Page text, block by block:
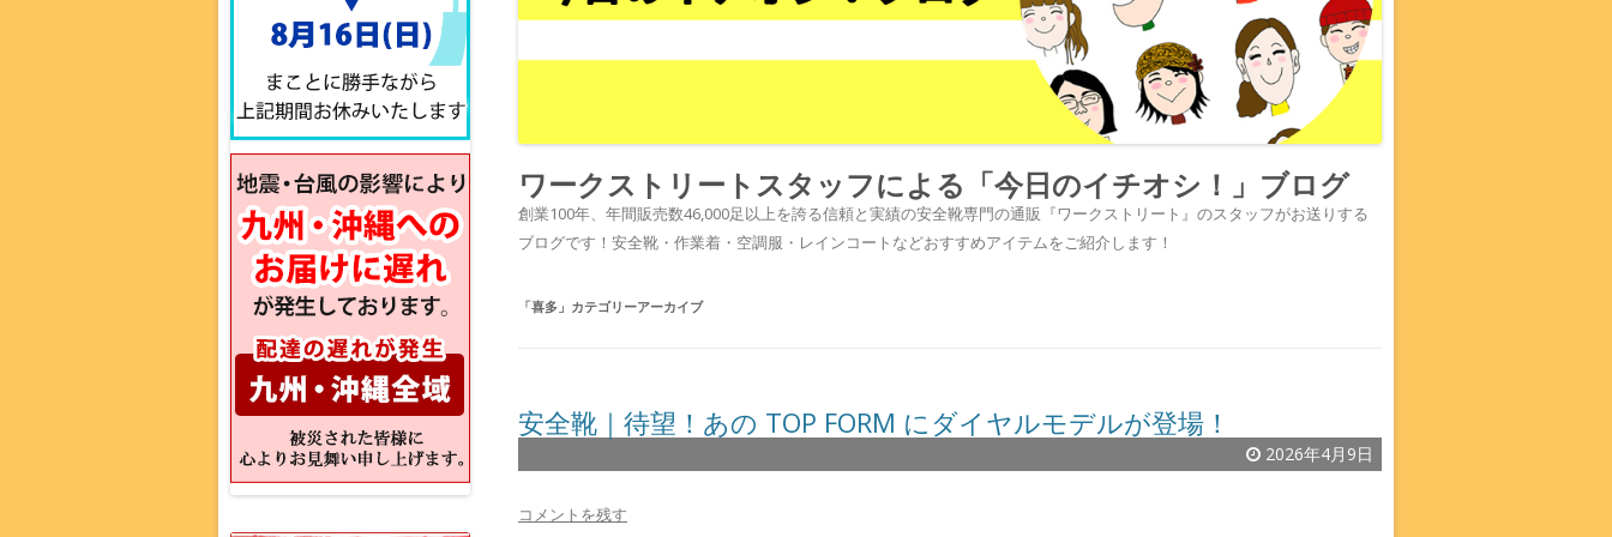
ワークストリートスタッフによる「今日のイチオシ！」ブログ
創業100年、年間販売数46,000足以上を誇る信頼と実績の安全靴専門の通販『ワークストリート』のスタッフがお送りする
ブログです！安全靴・作業着・空調服・レインコートなどおすすめアイテムをご紹介します！
「喜多 」カテゴリーアーカイブ
安全靴｜待望！あの TOP FORM にダイヤルモデルが登場！
2026年4月9日
コメントを残す